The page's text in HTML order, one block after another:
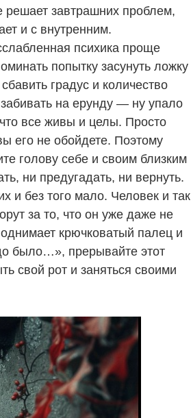
решает завтрашних проблем,
и с внутренним.
психика проще
попытку засунуть ложку
градус и количество
на ерунду — ну упало
все живы и целы. Просто
его не обойдете. Поэтому
голову себе и своим близким
ни предугадать, ни вернуть.
и без того мало. Человек и так
за то, что он уже даже не
крючковатый палец и
было…», прерывайте этот
свой рот и заняться своими